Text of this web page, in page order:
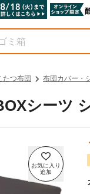
たつ布団 布団カバー・
シーツ